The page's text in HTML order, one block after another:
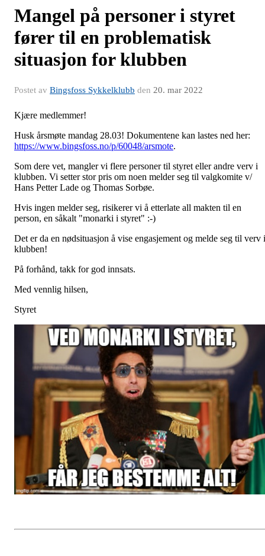
Mangel på personer i styret
fører til en problematisk
situasjon for klubben
Postet av Bingsfoss Sykkelklubb den 20. mar 2022
Kjære medlemmer!
Husk årsmøte mandag 28.03! Dokumentene kan lastes ned her:
https://www.bingsfoss.no/p/60048/arsmote.
Som dere vet, mangler vi flere personer til styret eller andre verv i
klubben. Vi setter stor pris om noen melder seg til valgkomite v/
Hans Petter Lade og Thomas Sorbøe.
Hvis ingen melder seg, risikerer vi å etterlate all makten til en
person, en såkalt "monarki i styret" :-)
Det er da en nødsituasjon å vise engasjement og melde seg til verv i
klubben!
På forhånd, takk for god innsats.
Med vennlig hilsen,
Styret